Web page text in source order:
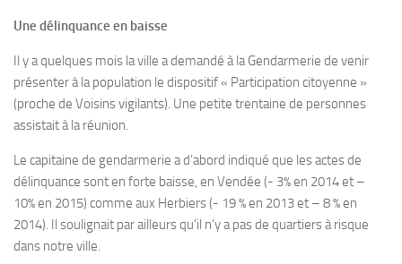
Une délinquance en baisse
Il y a quelques mois la ville a demandé à la Gendarmerie de venir
présenter à la population le dispositif « Participation citoyenne »
(proche de Voisins vigilants). Une petite trentaine de personnes
assistait à la réunion.
Le capitaine de gendarmerie a d’abord indiqué que les actes de
délinquance sont en forte baisse, en Vendée (- 3% en 2014 et –
10% en 2015) comme aux Herbiers (- 19 % en 2013 et – 8 % en
2014). Il soulignait par ailleurs qu’il n’y a pas de quartiers à risque
dans notre ville.